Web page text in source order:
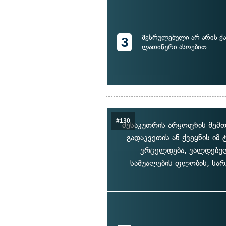
3
შესრულებული არ არის
ლათინური ასოებით
#130
მესაკუთრის არყოფნის
გადაკვეთის ან ქვეყნის
ვრცელდება,
საშუალების ფლობის,